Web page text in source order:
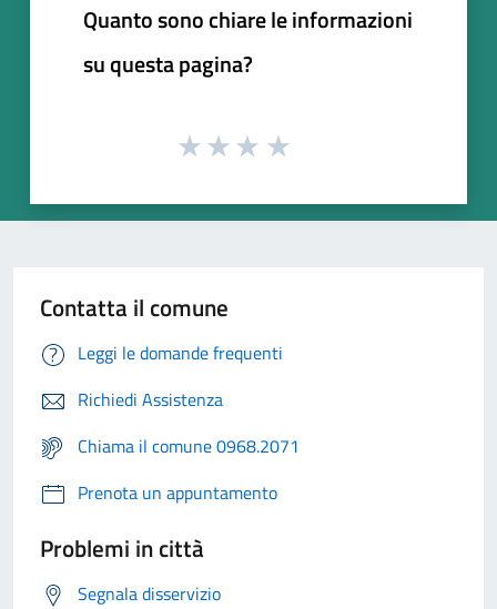
Quanto sono chiare le informazioni
su questa pagina?
Contatta il comune
Leggi le domande frequenti
Richiedi Assistenza
Chiama il comune 0968.2071
Prenota un appuntamento
Problemi in città
Segnala disservizio